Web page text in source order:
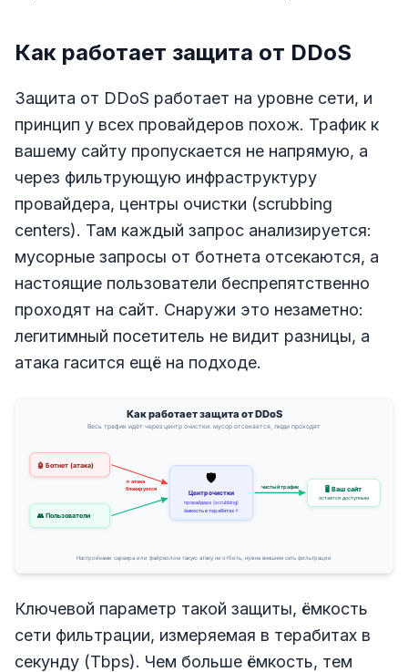
Как работает защита от DDoS
Защита от DDoS работает на уровне сети, и
принцип у всех провайдеров похож. Трафик к
вашему сайту пропускается не напрямую, а
через фильтрующую инфраструктуру
провайдера, центры очистки (scrubbing
centers). Там каждый запрос анализируется:
мусорные запросы от ботнета отсекаются, а
настоящие пользователи беспрепятственно
проходят на сайт. Снаружи это незаметно:
легитимный посетитель не видит разницы, а
атака гасится ещё на подходе.
Ключевой параметр такой защиты, ёмкость
сети фильтрации, измеряемая в терабитах в
секунду (Tbps). Чем больше ёмкость, тем